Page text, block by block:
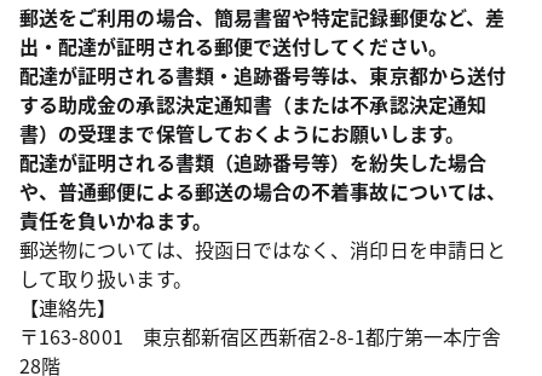
郵送をご利用の場合、簡易書留や特定記録郵便など、差
出・配達が証明される郵便で送付してください。
配達が証明される書類・追跡番号等は、東京都から送付
する助成金の承認決定通知書（または不承認決定通知
書）の受理まで保管しておくようにお願いします。
配達が証明される書類（追跡番号等）を紛失した場合
や、普通郵便による郵送の場合の不着事故については、
責任を負いかねます。
郵送物については、投函日ではなく、消印日を申請日と
して取り扱います。
【連絡先】
〒163-8001 東京都新宿区西新宿2-8-1都庁第一本庁舎
28階